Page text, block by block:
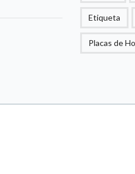
Etiqueta
Placas de